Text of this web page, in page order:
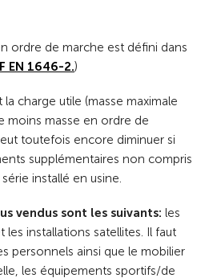
ordre de marche est défini dans
EN 1646-2.)
charge utile (masse maximale
moins masse en ordre de
toutefois encore diminuer si
supplémentaires non compris
installé en usine.
vendus sont les suivants: les
installations satellites. Il faut
personnels ainsi que le mobilier
les équipements sportifs/de